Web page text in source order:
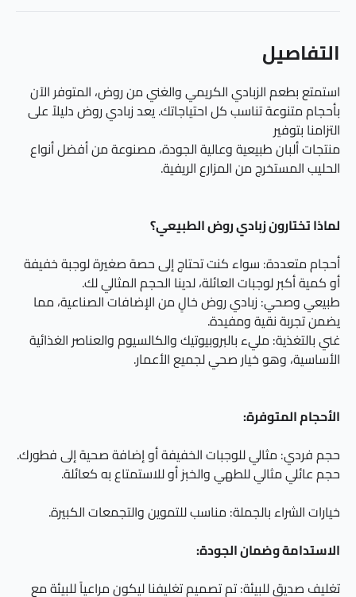
التفاصيل
استمتع بطعم الزبادي الكريمي والغني من روض، المتوفر الآن
بأحجام متنوعة تناسب كل احتياجاتك. يعد زبادي روض دليلاً على
التزامنا بتوفير
منتجات ألبان طبيعية وعالية الجودة، مصنوعة من أفضل أنواع
الحليب المستخرج من المزارع الريفية.
لماذا تختارون زبادي روض الطبيعي؟
أحجام متعددة: سواء كنت تحتاج إلى حصة صغيرة لوجبة خفيفة
أو كمية أكبر لوجبات العائلة، لدينا الحجم المثالي لك.
طبيعي وصحي: زبادي روض خالٍ من الإضافات الصناعية، مما
يضمن تجربة نقية ومفيدة.
غني بالتغذية: مليء بالبروبيوتيك والكالسيوم والعناصر الغذائية
الأساسية، وهو خيار صحي لجميع الأعمار.
الأحجام المتوفرة:
حجم فردي: مثالي للوجبات الخفيفة أو إضافة صحية إلى فطورك.
حجم عائلي مثالي للطهي والخبز أو للاستمتاع به كعائلة.
خيارات الشراء بالجملة: مناسب للتموين والتجمعات الكبيرة.
الاستدامة وضمان الجودة:
تغليف صديق للبيئة: تم تصميم تغليفنا ليكون مراعياً للبيئة مع